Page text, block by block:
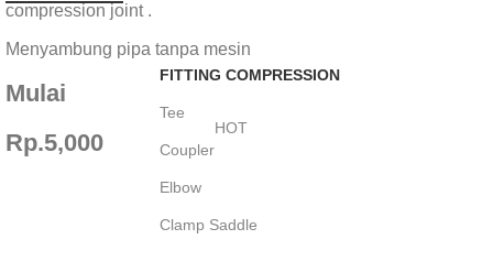
compression joint .
Menyambung pipa tanpa mesin
Mulai
Rp.5,000
FITTING COMPRESSION
Tee
Coupler
HOT
Elbow
Clamp Saddle